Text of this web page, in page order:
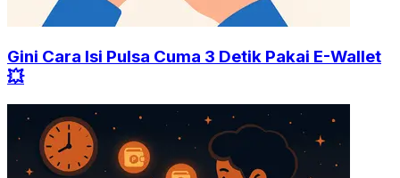
Gini Cara Isi Pulsa Cuma 3 Detik Pakai E-Wallet
💥